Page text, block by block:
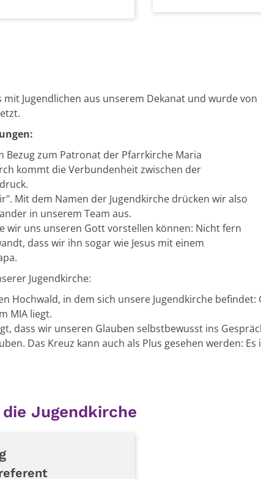
Jugendlichen aus unserem Dekanat und wurde von
Bezug zum Patronat der Pfarrkirche Maria
kommt die Verbundenheit zwischen der
Mit dem Namen der Jugendkirche drücken wir also
in unserem Team aus.
wir uns unseren Gott vorstellen können: Nicht fern
dass wir ihn sogar wie Jesus mit einem
Jugendkirche:
Hochwald, in dem sich unsere Jugendkirche
MIA liegt.
dass wir unseren Glauben selbstbewusst ins
Das Kreuz kann auch als Plus gesehen werden:
Jugendkirche